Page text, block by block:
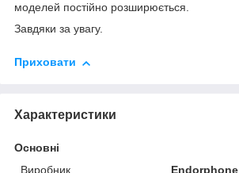
моделей постійно розширюється.
Завдяки за увагу.
Приховати
Характеристики
Основні
Виробник
Endorphone